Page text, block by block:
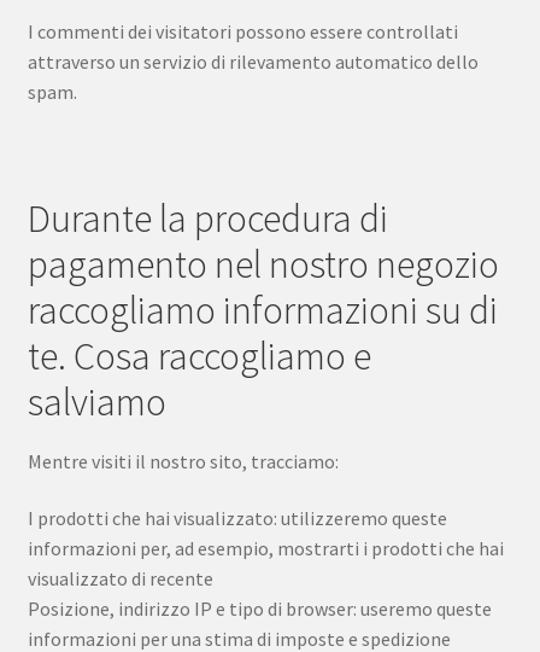
I commenti dei visitatori possono essere controllati
attraverso un servizio di rilevamento automatico dello
spam.
Durante la procedura di
pagamento nel nostro negozio
raccogliamo informazioni su di
te. Cosa raccogliamo e
salviamo
Mentre visiti il nostro sito, tracciamo:
I prodotti che hai visualizzato: utilizzeremo queste
informazioni per, ad esempio, mostrarti i prodotti che hai
visualizzato di recente
Posizione, indirizzo IP e tipo di browser: useremo queste
informazioni per una stima di imposte e spedizione